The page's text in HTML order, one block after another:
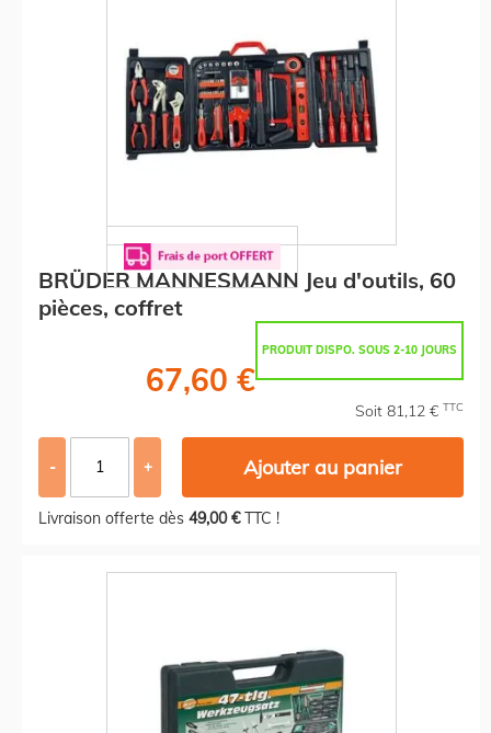
BRÜDER MANNESMANN Jeu d'outils, 60
pièces, coffret
PRODUIT DISPO. SOUS 2-10 JOURS
67,60 €
Soit 81,12 € TTC
- + Ajouter au panier
Livraison offerte dès 49,00 €TTC !